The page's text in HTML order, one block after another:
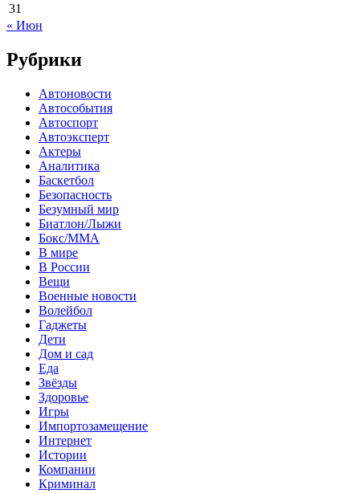
31
« Июн
Рубрики
Автоновости
Автособытия
Автоспорт
Автоэксперт
Актеры
Аналитика
Баскетбол
Безопасность
Безумный мир
Биатлон/Лыжи
Бокс/MMA
В мире
В России
Вещи
Военные новости
Волейбол
Гаджеты
Дети
Дом и сад
Еда
Звёзды
Здоровье
Игры
Импортозамещение
Интернет
Истории
Компании
Криминал